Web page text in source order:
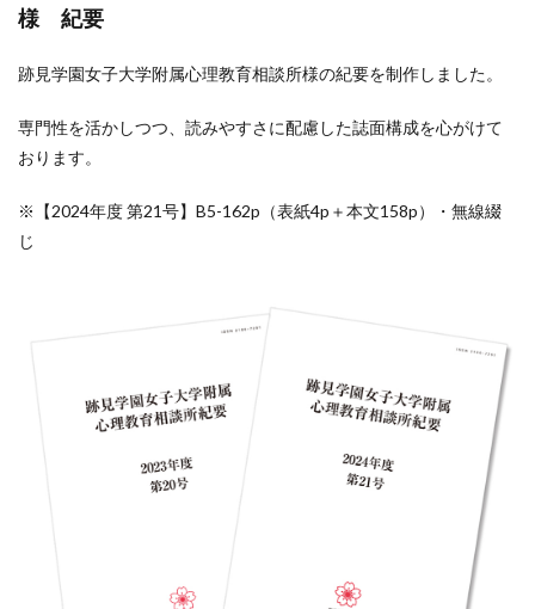
様 紀要
跡見学園女子大学附属心理教育相談所様の紀要を制作しました。
専門性を活かしつつ、読みやすさに配慮した誌面構成を心がけて
おります。
※【2024年度 第21号】B5-162p（表紙4p＋本文158p）・無線綴
じ